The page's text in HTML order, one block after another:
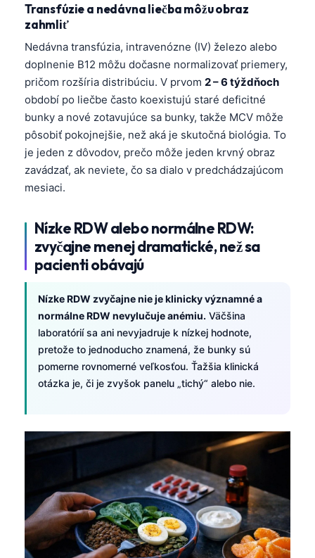
Transfúzie a nedávna liečba môžu obraz
zahmliť
Nedávna transfúzia, intravenózne (IV) železo alebo
doplnenie B12 môžu dočasne normalizovať priemery,
pričom rozšíria distribúciu. V prvom 2 – 6 týždňoch
období po liečbe často koexistujú staré deficitné
bunky a nové zotavujúce sa bunky, takže MCV môže
pôsobiť pokojnejšie, než aká je skutočná biológia. To
je jeden z dôvodov, prečo môže jeden krvný obraz
zavádzať, ak neviete, čo sa dialo v predchádzajúcom
mesiaci.
Nízke RDW alebo normálne RDW:
zvyčajne menej dramatické, než sa
pacienti obávajú
Nízke RDW zvyčajne nie je klinicky významné a
normálne RDW nevylučuje anémiu. Väčšina
laboratórií sa ani nevyjadruje k nízkej hodnote,
pretože to jednoducho znamená, že bunky sú
pomerne rovnomerné veľkosťou. Ťažšia klinická
otázka je, či je zvyšok panelu „tichý“ alebo nie.
Nederlands
हिन्दी
Bahasa Indonesia
Հայերեն
Српски језик
Bosanski
Azərbaycan dili
日本語
Čeština
ქართული
Русский
Lietuvių kalba
한국어
Slovenščina
Magyar
বাংলা
اردو
मराठी
తెలుగు